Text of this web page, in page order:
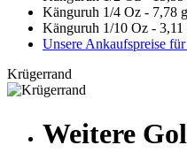
Känguruh 1/4 Oz - 7,78 g
Känguruh 1/10 Oz - 3,11
Unsere Ankaufspreise
Krügerrand
Weitere